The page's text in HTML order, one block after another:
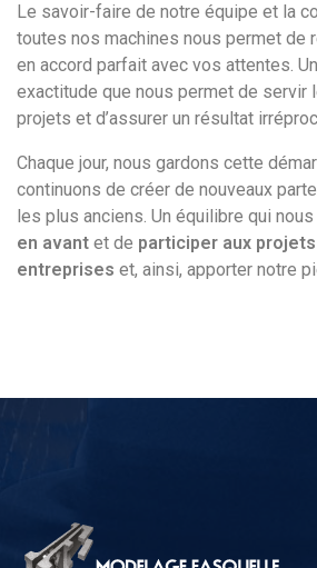
Le savoir-faire de notre équipe et la
toutes nos machines nous permet de
en accord parfait avec vos attentes.
exactitude que nous permet de servir
projets et d’assurer un résultat
Chaque jour, nous gardons cette
continuons de créer de nouveaux
les plus anciens. Un équilibre qui
en avant et de participer aux
entreprises et, ainsi, apporter notre